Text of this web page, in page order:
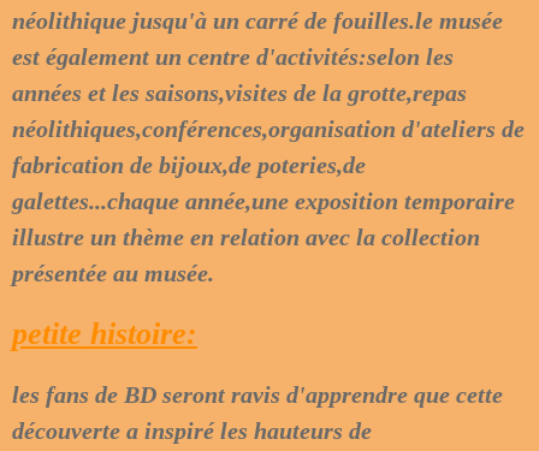
néolithique jusqu'à un carré de fouilles.le musée
est également un centre d'activités:selon les
années et les saisons,visites de la grotte,repas
néolithiques,conférences,organisation d'ateliers de
fabrication de bijoux,de poteries,de
galettes...chaque année,une exposition temporaire
illustre un thème en relation avec la collection
présentée au musée.
petite histoire:
les fans de BD seront ravis d'apprendre que cette
découverte a inspiré les hauteurs de